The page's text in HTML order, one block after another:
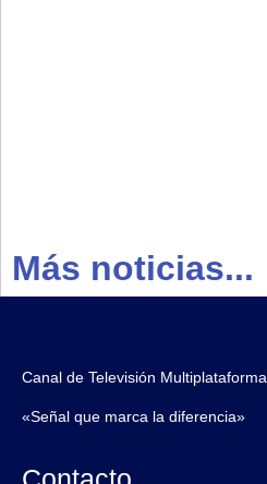
Más noticias...
Canal de Televisión Multiplataforma.
«Señal que marca la diferencia»